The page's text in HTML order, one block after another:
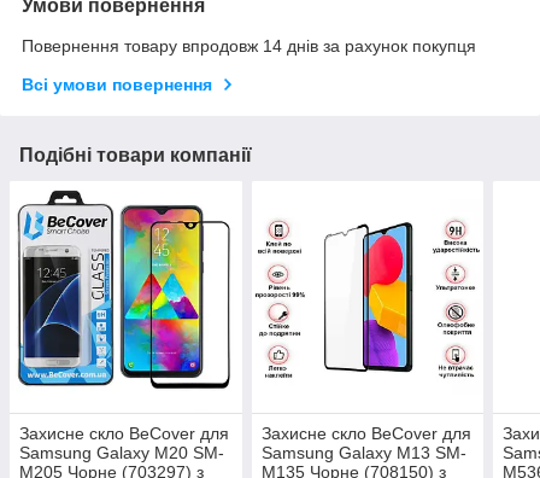
Умови повернення
Повернення товару впродовж 14 днів за рахунок покупця
Всі умови повернення
Подібні товари компанії
Захисне скло BeCover для
Samsung Galaxy M20 SM-
M205 Чорне (703297) з
Захисне скло BeCover для
Samsung Galaxy M13 SM-
M135 Чорне (708150) з